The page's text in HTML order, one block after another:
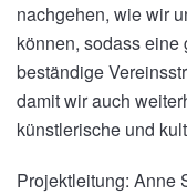
nachgehen, wie wir
können, sodass
beständige
damit wir auch
künstlerische und
Projektleitung: Anne